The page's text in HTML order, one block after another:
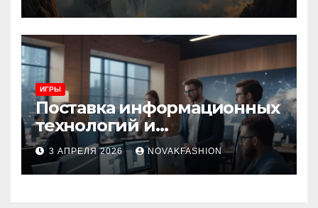
ИГРЫ
Поставка информационных
технологий и
инновационные решения
3 АПРЕЛЯ 2026 NOVAKFASHION